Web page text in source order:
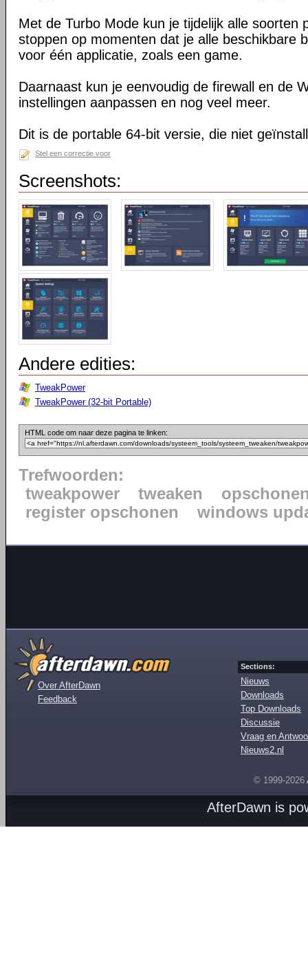
Met de Turbo Mode kun je tijdelijk alle soorten
stoppen op momenten dat je alle beschikbare
voor één applicatie, zoals een game.
Daarnaast kun je eenvoudig de firewall en de
instellingen aanpassen en nog veel meer.
Dit is de portable 64-bit versie, die niet
Stel een correctie voor
Screenshots:
Andere edities:
TweakPower
TweakPower (32-bit Portable)
HTML code om naar deze pagina te linken:
Trefwoorden:
tweakpower
tweaken
register opschonen
windows
Over AfterDawn
Feedback
Sections:
Nieuws
Downloads
Top Downloads
Discussie
Vraag en
Nieuws2.nl
© 1999-2026
AfterDawn is